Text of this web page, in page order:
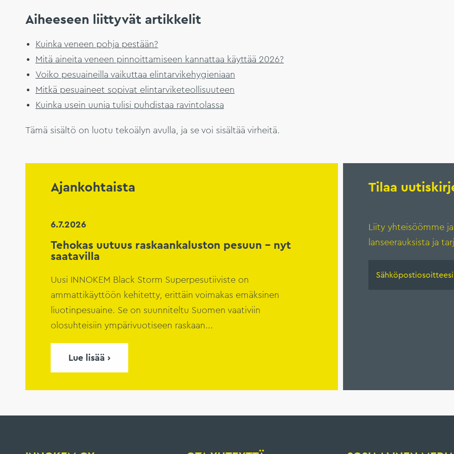
Aiheeseen liittyvät artikkelit
Kuinka veneen pohja pestään?
Mitä aineita veneen pinnoittamiseen kannattaa käyttää 2026?
Voiko pesuaineilla vaikuttaa elintarvikehygieniaan
Mitkä pesuaineet sopivat elintarviketeollisuuteen
Kuinka usein uunia tulisi puhdistaa ravintolassa
Tämä sisältö on luotu tekoälyn avulla, ja se voi sisältää virheitä.
Ajankohtaista
6.7.2026
Tehokas uutuus raskaankaluston pesuun – nyt
saatavilla
Uusi INNOKEM Black Storm Superpesutiiviste on
ammattikäyttöön kehitetty, erittäin voimakas emäksinen
liuotinpesuaine. Se on suunniteltu Suomen vaativiin
olosuhteisiin ympärivuotiseen raskaan...
Lue lisää
Tilaa
Liity yhteisöömme
lanseerauksista ja